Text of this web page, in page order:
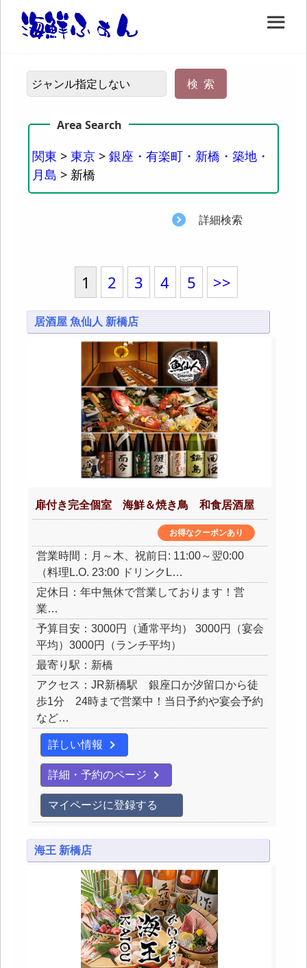
関東 > 東京 > 銀座・有楽町・新橋・築地・
月島 > 新橋
詳細検索
1 2 3 4 5 >>
居酒屋 魚仙人 新橋店
扉付き完全個室 海鮮＆焼き鳥 和食居酒屋
お得なクーポンあり
営業時間：月～木、祝前日: 11:00～翌0:00
（料理L.O. 23:00 ドリンクL…
定休日：年中無休で営業しております！営
業…
予算目安：3000円（通常平均） 3000円（宴会
平均）3000円（ランチ平均）
最寄り駅：新橋
アクセス：JR新橋駅 銀座口か汐留口から徒
歩1分 24時まで営業中！当日予約や宴会予約
など…
詳しい情報
詳細・予約のページ
マイページに登録する
海王 新橋店